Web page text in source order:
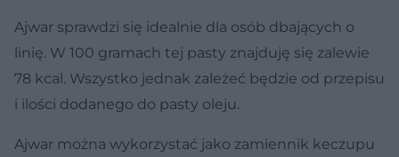
Ajwar sprawdzi się idealnie dla osób dbających o
linię. W 100 gramach tej pasty znajduję się zalewie
78 kcal. Wszystko jednak zależeć będzie od przepisu
i ilości dodanego do pasty oleju.
Ajwar można wykorzystać jako zamiennik keczupu